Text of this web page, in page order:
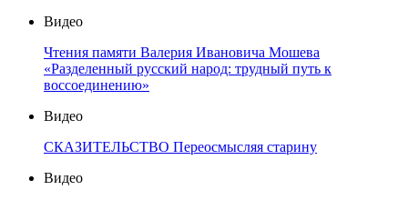
Видео
Чтения памяти Валерия Ивановича Мошева
«Разделенный русский народ: трудный путь к
воссоединению»
Видео
СКАЗИТЕЛЬСТВО Переосмысляя старину
Видео